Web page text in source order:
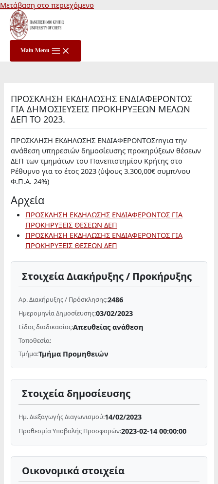
Μετάβαση στο περιεχόμενο
Main Menu
ΠΡΟΣΚΛΗΣΗ ΕΚΔΗΛΩΣΗΣ ΕΝΔΙΑΦΕΡΟΝΤΟΣ
ΓΙΑ ΔΗΜΟΣΙΕΥΣΕΙΣ ΠΡΟΚΗΡΥΞΕΩΝ ΜΕΛΩΝ
ΔΕΠ ΤΟ 2023.
ΠΡΟΣΚΛΗΣΗ ΕΚΔΗΛΩΣΗΣ ΕΝΔΙΑΦΕΡΟΝΤΟΣrnγια την
ανάθεση υπηρεσιών δημοσίευσης προκηρύξεων θέσεων
ΔΕΠ των τμημάτων του Πανεπιστημίου Κρήτης στο
Ρέθυμνο για το έτος 2023 (ύψους 3.300,00€ συμπ/νου
Φ.Π.Α. 24%)
Αρχεία
ΠΡΟΣΚΛΗΣΗ ΕΚΔΗΛΩΣΗΣ ΕΝΔΙΑΦΕΡΟΝΤΟΣ ΓΙΑ
ΠΡΟΚΗΡΥΞΕΙΣ ΘΕΣΕΩΝ ΔΕΠ
ΠΡΟΣΚΛΗΣΗ ΕΚΔΗΛΩΣΗΣ ΕΝΔΙΑΦΕΡΟΝΤΟΣ ΓΙΑ
ΠΡΟΚΗΡΥΞΕΙΣ ΘΕΣΕΩΝ ΔΕΠ
Στοιχεία Διακήρυξης / Προκήρυξης
Αρ. Διακήρυξης / Πρόσκλησης:2486
Ημερομηνία Δημοσίευσης:03/02/2023
Είδος διαδικασίας:Απευθείας ανάθεση
Τοποθεσία:
Τμήμα:Τμήμα Προμηθειών
Στοιχεία δημοσίευσης
Ημ. Διεξαγωγής Διαγωνισμού:14/02/2023
Προθεσμία Υποβολής Προσφορών:2023-02-14 00:00:00
Οικονομικά στοιχεία